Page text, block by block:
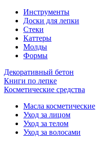
Инструменты
Доски для лепки
Стеки
Каттеры
Молды
Формы
Декоративный бетон
Книги по лепке
Косметические средства
Масла косметические
Уход за лицом
Уход за телом
Уход за волосами